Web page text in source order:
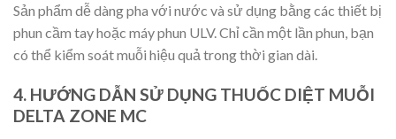
Sản phẩm dễ dàng pha với nước và sử dụng bằng các thiết bị
phun cầm tay hoặc máy phun ULV. Chỉ cần một lần phun, bạn
có thể kiểm soát muỗi hiệu quả trong thời gian dài.
4. HƯỚNG DẪN SỬ DỤNG THUỐC DIỆT MUỖI
DELTA ZONE MC